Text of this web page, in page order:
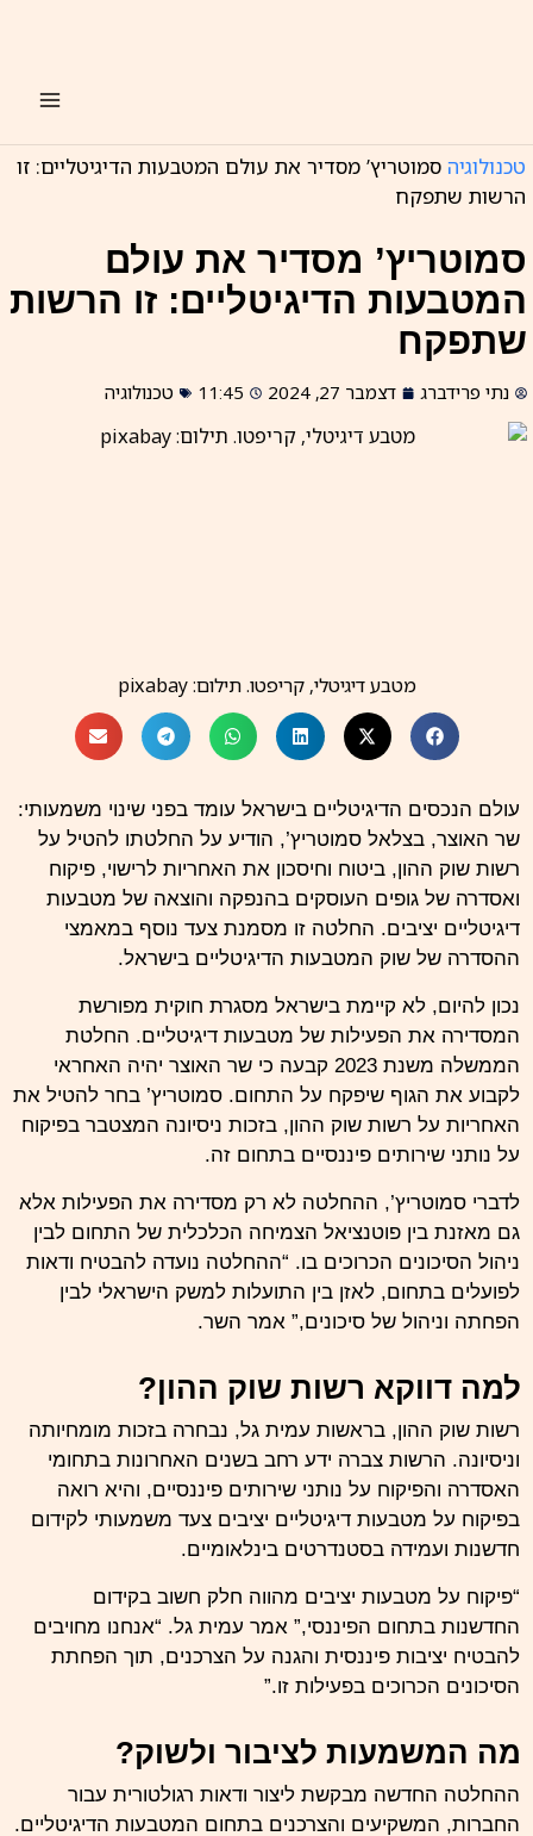
טכנולוגיה סמוטריץ’ מסדיר את עולם המטבעות הדיגיטליים: זו
הרשות שתפקח
סמוטריץ’ מסדיר את עולם
המטבעות הדיגיטליים: זו הרשות
שתפקח
נתי פרידברג דצמבר 27, 2024 11:45 טכנולוגיה
מטבע דיגיטלי, קריפטו. תילום: pixabay
עולם הנכסים הדיגיטליים בישראל עומד בפני שינוי משמעותי:
שר האוצר, בצלאל סמוטריץ’, הודיע על החלטתו להטיל על
רשות שוק ההון, ביטוח וחיסכון את האחריות לרישוי, פיקוח
ואסדרה של גופים העוסקים בהנפקה והוצאה של מטבעות
דיגיטליים יציבים. החלטה זו מסמנת צעד נוסף במאמצי
ההסדרה של שוק המטבעות הדיגיטליים בישראל.
נכון להיום, לא קיימת בישראל מסגרת חוקית מפורשת
המסדירה את הפעילות של מטבעות דיגיטליים. החלטת
הממשלה משנת 2023 קבעה כי שר האוצר יהיה האחראי
לקבוע את הגוף שיפקח על התחום. סמוטריץ’ בחר להטיל את
האחריות על רשות שוק ההון, בזכות ניסיונה המצטבר בפיקוח
על נותני שירותים פיננסיים בתחום זה.
לדברי סמוטריץ’, ההחלטה לא רק מסדירה את הפעילות אלא
גם מאזנת בין פוטנציאל הצמיחה הכלכלית של התחום לבין
ניהול הסיכונים הכרוכים בו. “ההחלטה נועדה להבטיח ודאות
לפועלים בתחום, לאזן בין התועלות למשק הישראלי לבין
הפחתה וניהול של סיכונים,” אמר השר.
למה דווקא רשות שוק ההון?
רשות שוק ההון, בראשות עמית גל, נבחרה בזכות מומחיותה
וניסיונה. הרשות צברה ידע רחב בשנים האחרונות בתחומי
האסדרה והפיקוח על נותני שירותים פיננסיים, והיא רואה
בפיקוח על מטבעות דיגיטליים יציבים צעד משמעותי לקידום
חדשנות ועמידה בסטנדרטים בינלאומיים.
“פיקוח על מטבעות יציבים מהווה חלק חשוב בקידום
החדשנות בתחום הפיננסי,” אמר עמית גל. “אנחנו מחויבים
להבטיח יציבות פיננסית והגנה על הצרכנים, תוך הפחתת
הסיכונים הכרוכים בפעילות זו.”
מה המשמעות לציבור ולשוק?
ההחלטה החדשה מבקשת ליצור ודאות רגולטורית עבור
החברות, המשקיעים והצרכנים בתחום המטבעות הדיגיטליים.